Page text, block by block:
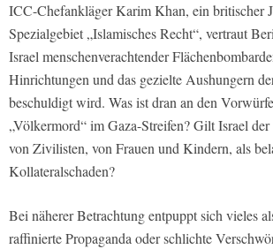
ICC-Chefankläger Karim Khan, ein britischer
Spezialgebiet „Islamisches Recht“, vertraut
Israel menschenverachtender
Hinrichtungen und das gezielte Aushungern
beschuldigt wird. Was ist dran an den
„Völkermord“ im Gaza-Streifen? Gilt Israel
von Zivilisten, von Frauen und Kindern, als
Kollateralschaden?
Bei näherer Betrachtung entpuppt sich vieles
raffinierte Propaganda oder schlichte